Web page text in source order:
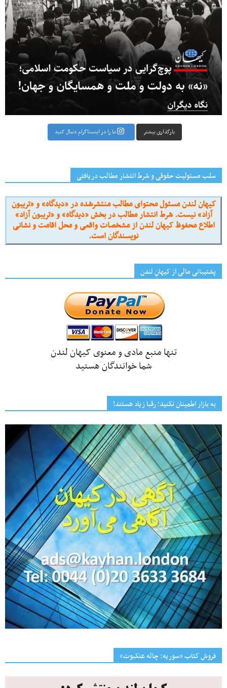
بارگذاری بیشتر ما را در اینستاگرام دنبال کنید
سلب مسئولیت حقوقی و شرط انتشار مطالب دریافتی
کیهان لندن مسئول محتوای مطالب منتشرشده در «دیدگاه» و «تریبون
آزاد» نیست. شرط انتشار مطالب در بخش «دیدگاه» و «تریبون آزاد»
اطلاع محفوظ کیهان لندن از مشخصات واقعی و محل اقامت و نشانی
نویسندگان است.
پشتیبانی مالی از کیهانِ لندن
تنها منبع مادی و معنوی کیهان لندن
شما خوانندگان هستید
به بازار اطمینان نکنید؛ رقبا زیاد هستند!
فروش کتاب «سوریه: چاله عنکبوت»